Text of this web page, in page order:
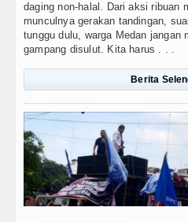
daging non-halal. Dari aksi ribuan
munculnya gerakan tandingan,
tunggu dulu, warga Medan jangan
gampang disulut. Kita harus . . .
Berita